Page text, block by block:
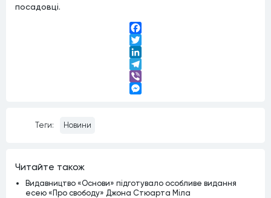
посадовці.
Facebook
Twitter
LinkedIn
Telegram
Viber
Теги: Новини
Читайте також
Видавництво «Основи» підготувало особливе видання
есею «Про свободу» Джона Стюарта Міла